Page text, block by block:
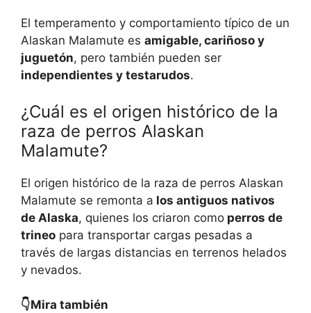
El temperamento y comportamiento típico de un
Alaskan Malamute es amigable, cariñoso y
juguetón, pero también pueden ser
independientes y testarudos.
¿Cuál es el origen histórico de la
raza de perros Alaskan
Malamute?
El origen histórico de la raza de perros Alaskan
Malamute se remonta a los antiguos nativos
de Alaska, quienes los criaron como perros de
trineo para transportar cargas pesadas a
través de largas distancias en terrenos helados
y nevados.
👇Mira también